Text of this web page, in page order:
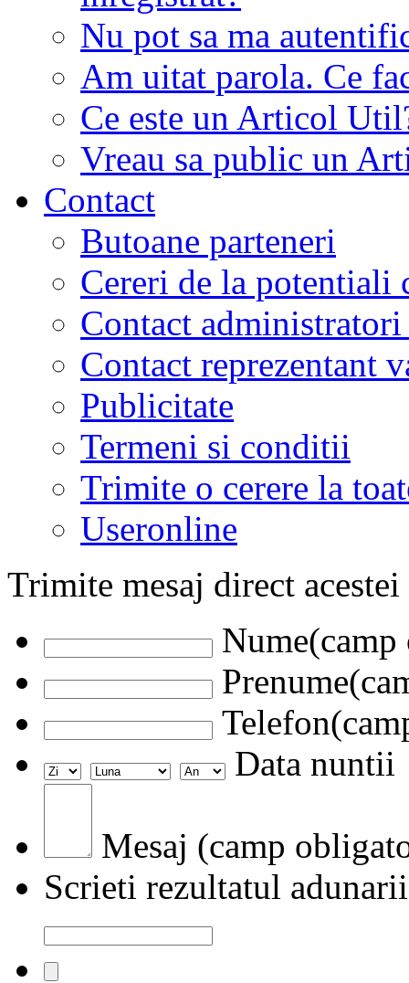
Nu pot sa ma
Am uitat parola. Ce
Ce este un Articol
Vreau sa public un
Contact
Butoane parteneri
Cereri de la potentiali
Contact
Contact reprezentant
Publicitate
Termeni si conditii
Trimite o cerere la
Useronline
Trimite mesaj direct
Data nuntii
Mesaj (camp
Scrieti rezultatul adunarii